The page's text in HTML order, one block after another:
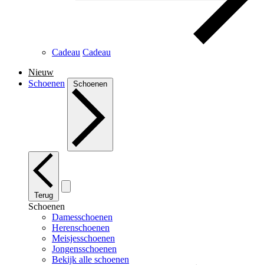
Cadeau Cadeau
Nieuw
Schoenen
Schoenen
Terug
Schoenen
Damesschoenen
Herenschoenen
Meisjesschoenen
Jongensschoenen
Bekijk alle schoenen